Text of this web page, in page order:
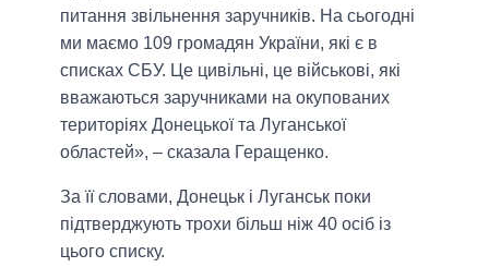
питання звільнення заручників. На сьогодні
ми маємо 109 громадян України, які є в
списках СБУ. Це цивільні, це військові, які
вважаються заручниками на окупованих
територіях Донецької та Луганської
областей», – сказала Геращенко.
За її словами, Донецьк і Луганськ поки
підтверджують трохи більш ніж 40 осіб із
цього списку.